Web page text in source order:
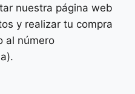
nuestra página web
y realizar tu compra
al número